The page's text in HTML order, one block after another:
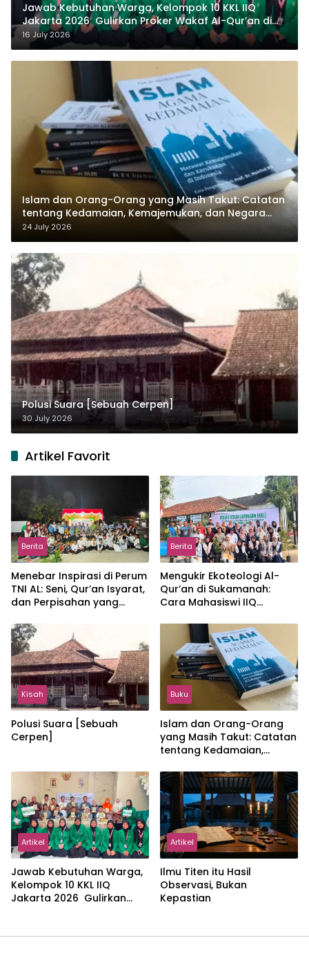
Jawab Kebutuhan Warga, Kelompok 10 KKL IIQ
Jakarta 2026 Gulirkan Proker Wakaf Al-Qur’an di
Sukamanah
16 July 2026
Islam dan Orang-Orang yang Masih Takut: Catatan
tentang Kedamaian, Kemajemukan, dan Negara
dalam Pemikiran Masykuri Abdillah
24 July 2026
Polusi Suara [Sebuah Cerpen]
30 July 2026
Artikel Favorit
Berita
Menebar Inspirasi di Perum
TNI AL: Seni, Qur’an Isyarat,
dan Perpisahan yang
Berita
Mengukir Ekoteologi Al-
Qur’an di Sukamanah:
Cara Mahasiswi IIQ
Jonggol
Kisah
Polusi Suara [Sebuah
Cerpen]
Buku
Islam dan Orang-Orang
yang Masih Takut: Catatan
tentang Kedamaian,
dalam Pemikiran Masykuri
Abdillah
Artikel
Jawab Kebutuhan Warga,
Kelompok 10 KKL IIQ
Jakarta 2026 Gulirkan
Artikel
Ilmu Titen itu Hasil
Observasi, Bukan
Kepastian